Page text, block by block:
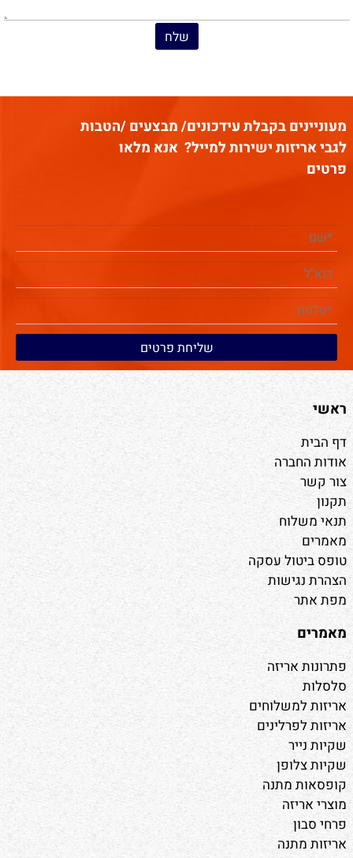
מעוניינים בקבלת עידכונים/ מבצעים /הטבות
לגבי אריזות ישירות למייל? אנא מלאו
פרטים
ראשי
דף הבית
אודות החברה
צור קשר
תקנון
תנאי משלוח
מאמרים
טופס ביטול עסקה
הצהרת נגישות
מפת אתר
מאמרים
פתרונות אריזה
סלסלות
אריזות למשלוחים
אריזות לפרלינים
שקיות נייר
שקיות צלופן
קופסאות מתנה
מוצרי אריזה
פרחי סבון
אריזות מתנה